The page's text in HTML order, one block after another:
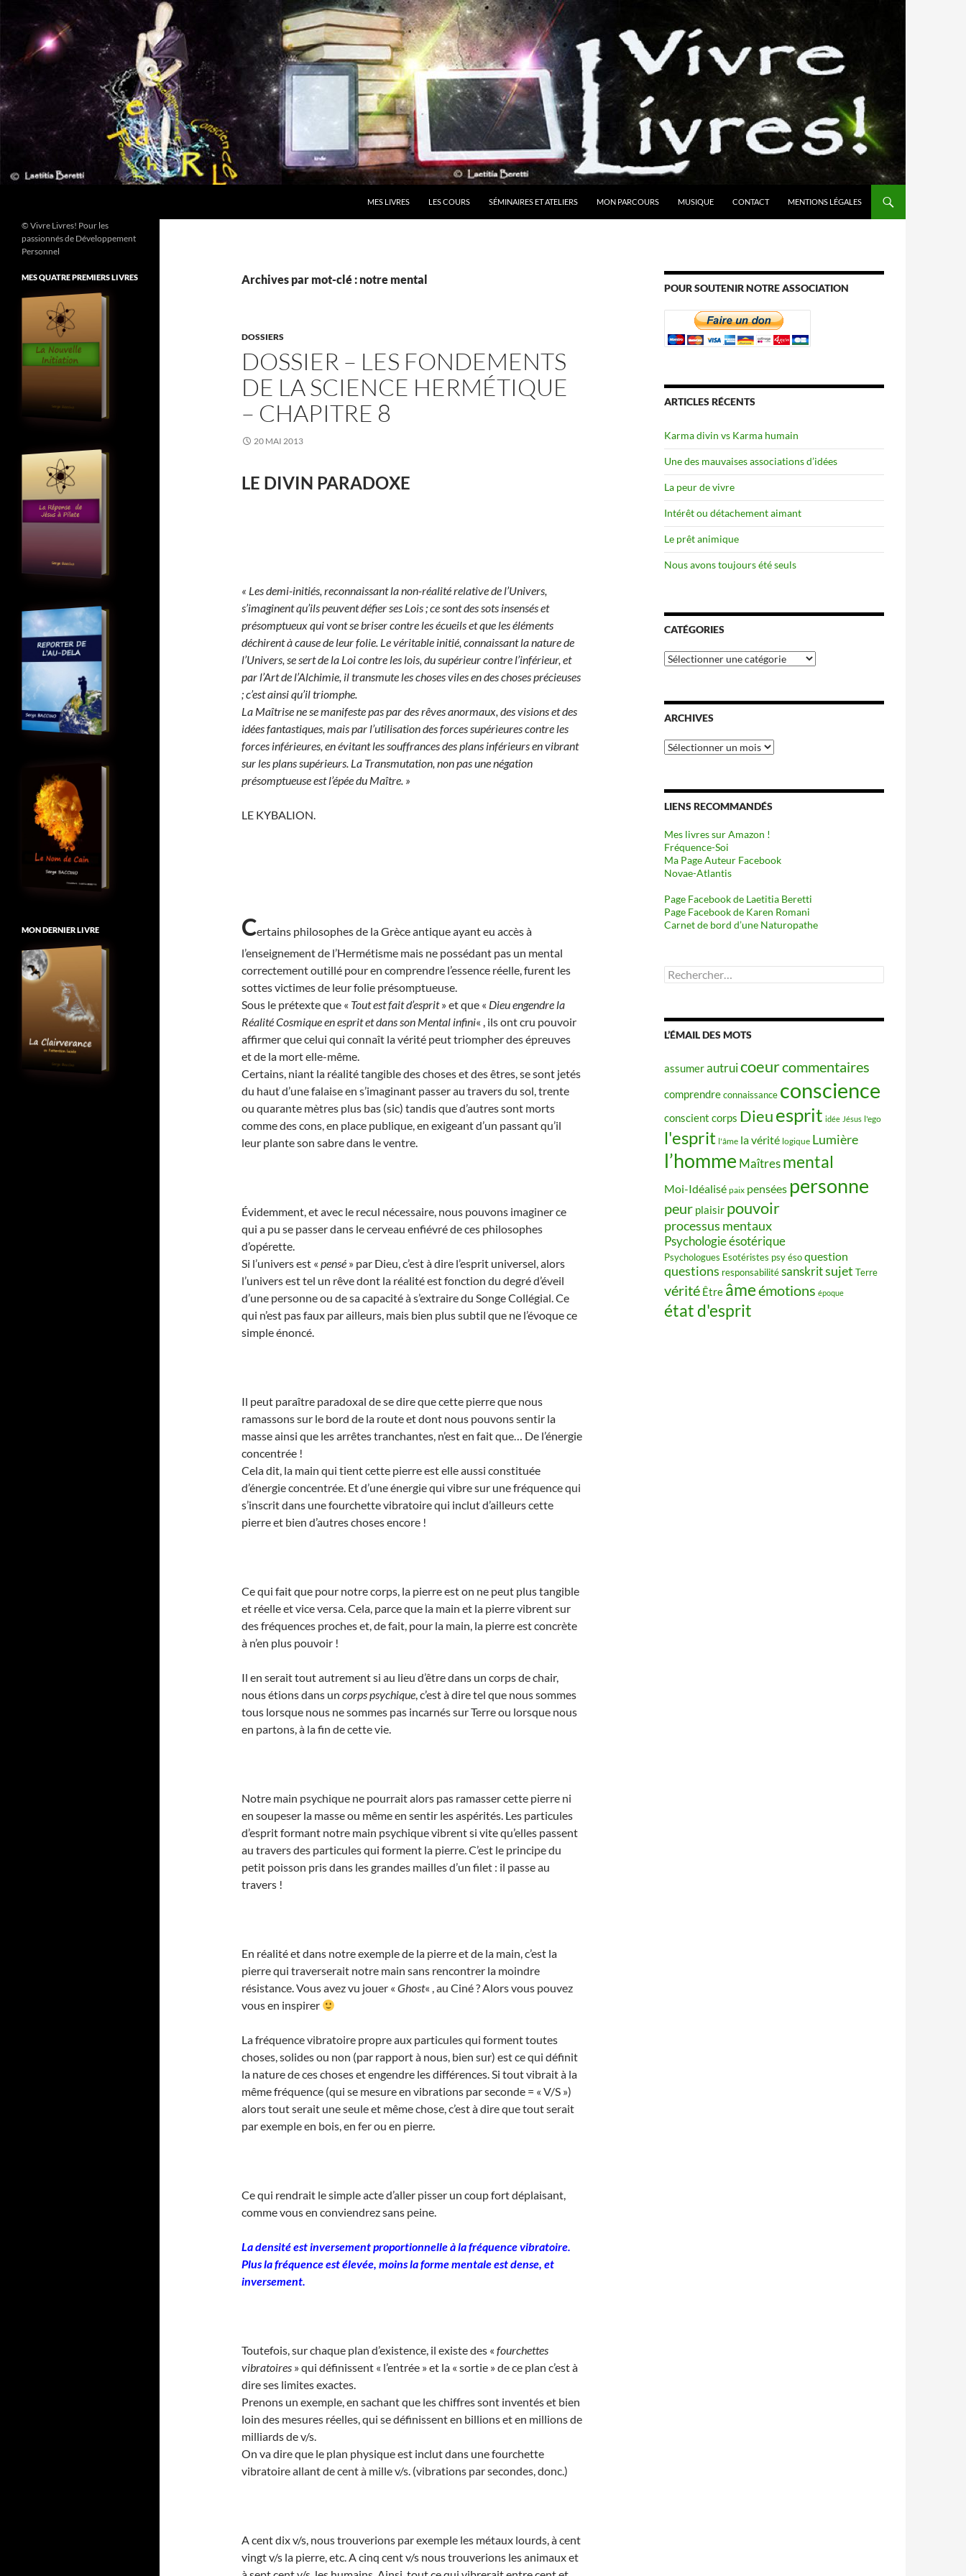
contenu
MES LIVRES LES COURS SÉMINAIRES ET ATELIERS MON PARCOURS MUSIQUE CONTACT MENTIONS LÉGALES
Archives par mot-clé : notre mental
DOSSIERS
DOSSIER – LES FONDEMENTS
DE LA SCIENCE HERMÉTIQUE
– CHAPITRE 8
20 MAI 2013
LE DIVIN PARADOXE
« Les demi-initiés, reconnaissant la non-réalité relative de l’Univers,
s’imaginent qu’ils peuvent défier ses Lois ; ce sont des sots insensés et
présomptueux qui vont se briser contre les écueils et que les éléments
déchirent à cause de leur folie. Le véritable initié, connaissant la nature de
l’Univers, se sert de la Loi contre les lois, du supérieur contre l’inférieur, et
par l’Art de l’Alchimie, il transmute les choses viles en des choses précieuses
; c’est ainsi qu’il triomphe.
La Maîtrise ne se manifeste pas par des rêves anormaux, des visions et des
idées fantastiques, mais par l’utilisation des forces supérieures contre les
forces inférieures, en évitant les souffrances des plans inférieurs en vibrant
sur les plans supérieurs. La Transmutation, non pas une négation
présomptueuse est l’épée du Maître. »
LE KYBALION.
Certains philosophes de la Grèce antique ayant eu accès à
l’enseignement de l’Hermétisme mais ne possédant pas un mental
correctement outillé pour en comprendre l’essence réelle, furent les
sottes victimes de leur folie présomptueuse.
Sous le prétexte que « Tout est fait d’esprit» et que « Dieu engendre la
Réalité Cosmique en esprit et dans son Mental infini« , ils ont cru pouvoir
affirmer que celui qui connaît la vérité peut triompher des épreuves
et de la mort elle-même.
Certains, niant la réalité tangible des choses et des êtres, se sont jetés
du haut d’une falaise en s’imaginant passer au travers du sol, trente
ou quarante mètres plus bas (sic) tandis que d’autres sont morts
comme des cons, en place publique, en exigeant d’un passant qu’il
leur plante son sabre dans le ventre.
Évidemment, et avec le recul nécessaire, nous pouvons imaginer ce
qui a pu se passer dans le cerveau enfiévré de ces philosophes
d’opérette.
Si l’univers est « pensé » par Dieu, c’est à dire l’esprit universel, alors
l’univers est tel un rêve dont la réalité est fonction du degré d’éveil
d’une personne ou de sa capacité à s’extraire du Songe Collégial. Ce
qui n’est pas faux par ailleurs, mais bien plus subtil que ne l’évoque ce
simple énoncé.
Il peut paraître paradoxal de se dire que cette pierre que nous
ramassons sur le bord de la route et dont nous pouvons sentir la
masse ainsi que les arrêtes tranchantes, n’est en fait que… De l’énergie
concentrée !
Cela dit, la main qui tient cette pierre est elle aussi constituée
d’énergie concentrée. Et d’une énergie qui vibre sur une fréquence qui
s’inscrit dans une fourchette vibratoire qui inclut d’ailleurs cette
pierre et bien d’autres choses encore !
Ce qui fait que pour notre corps, la pierre est on ne peut plus tangible
et réelle et vice versa. Cela, parce que la main et la pierre vibrent sur
des fréquences proches et, de fait, pour la main, la pierre est concrète
à n’en plus pouvoir !
Il en serait tout autrement si au lieu d’être dans un corps de chair,
nous étions dans un corps psychique, c’est à dire tel que nous sommes
tous lorsque nous ne sommes pas incarnés sur Terre ou lorsque nous
en partons, à la fin de cette vie.
Notre main psychique ne pourrait alors pas ramasser cette pierre ni
en soupeser la masse ou même en sentir les aspérités. Les particules
d’esprit formant notre main psychique vibrent si vite qu’elles passent
au travers des particules qui forment la pierre. C’est le principe du
petit poisson pris dans les grandes mailles d’un filet : il passe au
travers !
En réalité et dans notre exemple de la pierre et de la main, c’est la
pierre qui traverserait notre main sans rencontrer la moindre
résistance. Vous avez vu jouer « Ghost« , au Ciné ? Alors vous pouvez
vous en inspirer
La fréquence vibratoire propre aux particules qui forment toutes
choses, solides ou non (par rapport à nous, bien sur) est ce qui définit
la nature de ces choses et engendre les différences. Si tout vibrait à la
même fréquence (qui se mesure en vibrations par seconde = « V/S »)
alors tout serait une seule et même chose, c’est à dire que tout serait
par exemple en bois, en fer ou en pierre.
Ce qui rendrait le simple acte d’aller pisser un coup fort déplaisant,
comme vous en conviendrez sans peine.
La densité est inversement proportionnelle à la fréquence vibratoire.
Plus la fréquence est élevée, moins la forme mentale est dense, et
inversement.
Toutefois, sur chaque plan d’existence, il existe des « fourchettes
vibratoires » qui définissent « l’entrée » et la « sortie » de ce plan c’est à
dire ses limites exactes.
Prenons un exemple, en sachant que les chiffres sont inventés et bien
loin des mesures réelles, qui se définissent en billions et en millions de
milliards de v/s.
On va dire que le plan physique est inclut dans une fourchette
vibratoire allant de cent à mille v/s. (vibrations par secondes, donc.)
A cent dix v/s, nous trouverions par exemple les métaux lourds, à cent
vingt v/s la pierre, etc. A cinq cent v/s nous trouverions les animaux et
POUR SOUTENIR NOTRE ASSOCIATION
ARTICLES RÉCENTS
Karma divin vs Karma humain
Une des mauvaises associations d’idées
La peur de vivre
Intérêt ou détachement aimant
Le prêt animique
Nous avons toujours été seuls
CATÉGORIES
Catégories
ARCHIVES
Archives
LIENS RECOMMANDÉS
Mes livres sur Amazon !
Fréquence-Soi
Ma Page Auteur Facebook
Novae-Atlantis
Page Facebook de Laetitia Beretti
Page Facebook de Karen Romani
Carnet de bord d’une Naturopathe
Rechercher :
L’ÉMAIL DES MOTS
assumerautruicoeurcommentaires
comprendreconnaissance conscience
conscient corps Dieuesprit idée Jésus l'ego
l'esprit l'âme la vérité logique Lumière
l’homme Maîtres mental
Moi-Idéalisé paix pensées personne
peur plaisir pouvoir
processus mentaux
Psychologie ésotérique
Psychologues Esotéristes psy ésoquestion
questions responsabilitésanskritsujet Terre
vérité Être âmeémotions époque
état d'esprit
© Vivre Livres! Pour les
passionnés de Développement
Personnel
MES QUATRE PREMIERS LIVRES
MON DERNIER LIVRE